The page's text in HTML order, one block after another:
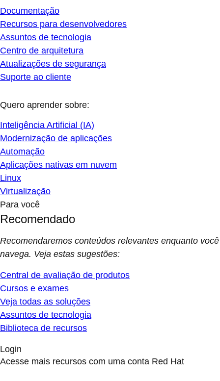
Documentação
Recursos para desenvolvedores
Assuntos de tecnologia
Centro de arquitetura
Atualizações de segurança
Suporte ao cliente
Quero aprender sobre:
Inteligência Artificial (IA)
Modernização de aplicações
Automação
Aplicações nativas em nuvem
Linux
Virtualização
Para você
Recomendado
Recomendaremos conteúdos relevantes enquanto você
navega. Veja estas sugestões:
Central de avaliação de produtos
Cursos e exames
Veja todas as soluções
Assuntos de tecnologia
Biblioteca de recursos
Login
Acesse mais recursos com uma conta Red Hat